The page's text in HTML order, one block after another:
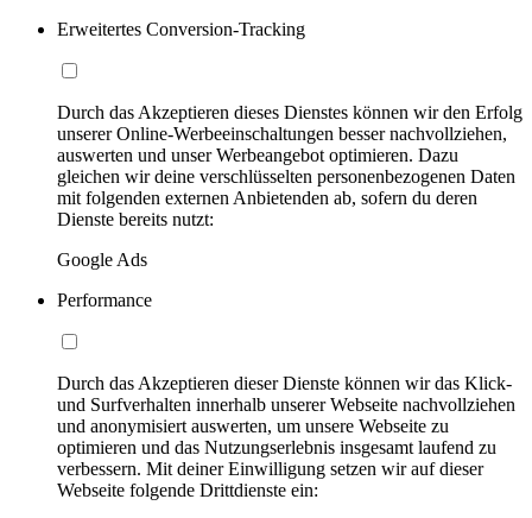
Erweitertes Conversion-Tracking
Durch das Akzeptieren dieses Dienstes können wir den Erfolg
unserer Online-Werbeeinschaltungen besser nachvollziehen,
auswerten und unser Werbeangebot optimieren. Dazu
gleichen wir deine verschlüsselten personenbezogenen Daten
mit folgenden externen Anbietenden ab, sofern du deren
Dienste bereits nutzt:
Google Ads
Performance
Durch das Akzeptieren dieser Dienste können wir das Klick-
und Surfverhalten innerhalb unserer Webseite nachvollziehen
und anonymisiert auswerten, um unsere Webseite zu
optimieren und das Nutzungserlebnis insgesamt laufend zu
verbessern. Mit deiner Einwilligung setzen wir auf dieser
Webseite folgende Drittdienste ein: